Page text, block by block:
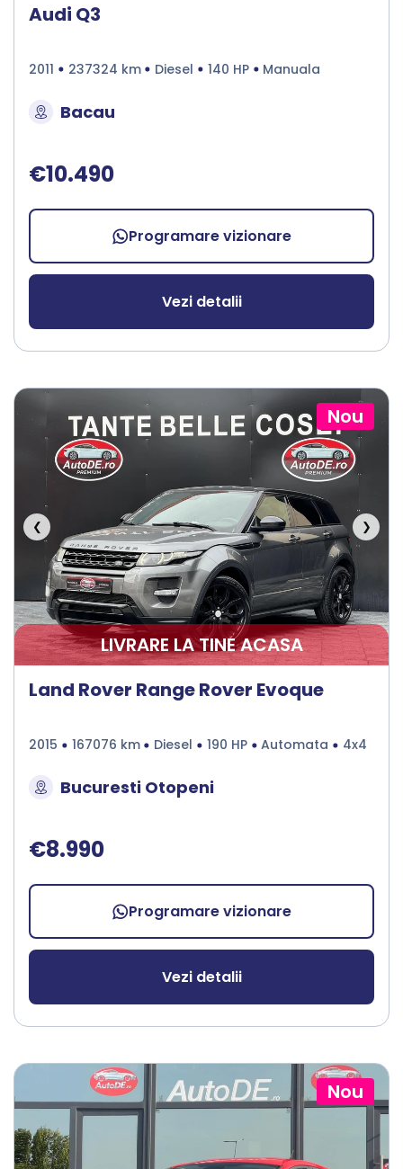
Audi Q3
2011 237324 km Diesel 140 HP Manuala
Bacau
€10.490
Programare vizionare
Vezi detalii
Nou
❮ ❯
LIVRARE LA TINE ACASA
Land Rover Range Rover Evoque
2015 167076 km Diesel 190 HP Automata 4x4
Bucuresti Otopeni
€8.990
Programare vizionare
Vezi detalii
Nou